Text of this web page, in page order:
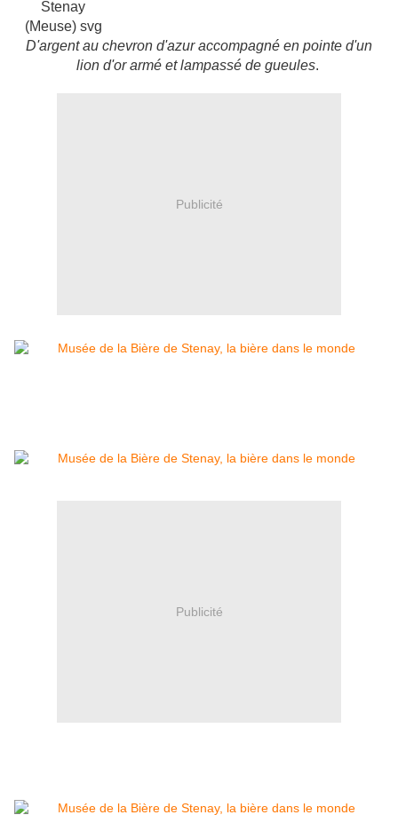
D'argent au chevron d'azur accompagné en pointe d'un
lion d'or armé et lampassé de gueules.
Publicité
Publicité